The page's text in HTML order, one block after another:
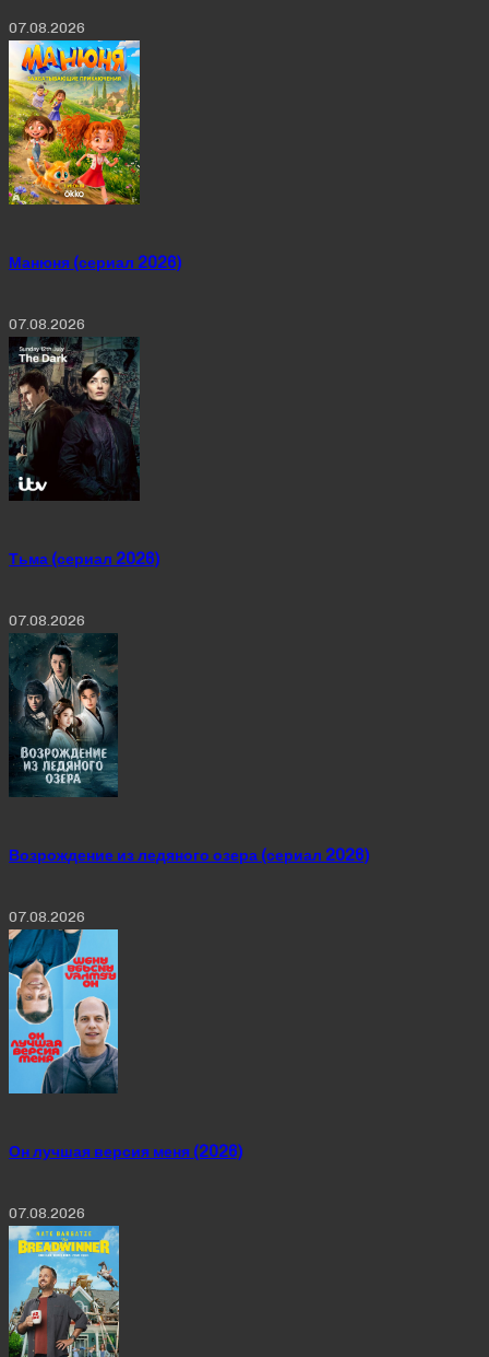
07.08.2026
Манюня (сериал 2026)
07.08.2026
Тьма (сериал 2026)
07.08.2026
Возрождение из ледяного озера (сериал 2026)
07.08.2026
Он лучшая версия меня (2026)
07.08.2026